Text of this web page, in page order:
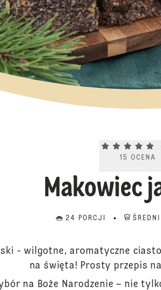
15
OCENA
Makowiec
24 PORCJI ŚREDNI
- wilgotne, aromatyczne
na święta! Prosty przepis
na Boże Narodzenie – nie